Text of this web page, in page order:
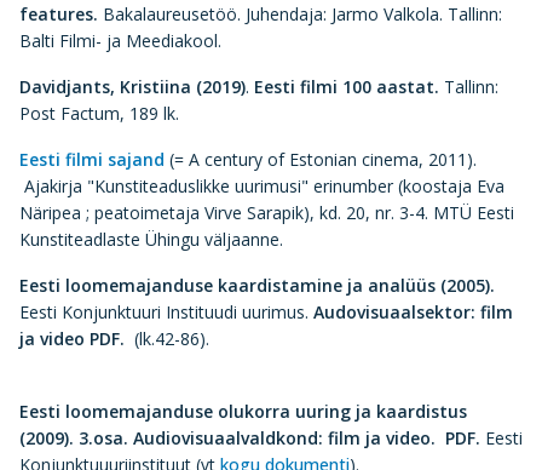
features. Bakalaureusetöö. Juhendaja: Jarmo Valkola. Tallinn:
Balti Filmi- ja Meediakool.
Davidjants, Kristiina (2019). Eesti filmi 100 aastat. Tallinn:
Post Factum, 189 lk.
Eesti filmi sajand (= A century of Estonian cinema, 2011).
Ajakirja "Kunstiteaduslikke uurimusi" erinumber (koostaja Eva
Näripea ; peatoimetaja Virve Sarapik), kd. 20, nr. 3-4. MTÜ Eesti
Kunstiteadlaste Ühingu väljaanne.
Eesti loomemajanduse kaardistamine ja analüüs (2005).
Eesti Konjunktuuri Instituudi uurimus. Audovisuaalsektor: film
ja video PDF. (lk.42-86).
Eesti loomemajanduse olukorra uuring ja kaardistus
(2009). 3.osa. Audiovisuaalvaldkond: film ja video. PDF. Eesti
Konjunktuuuriinstituut (vt kogu dokumenti).